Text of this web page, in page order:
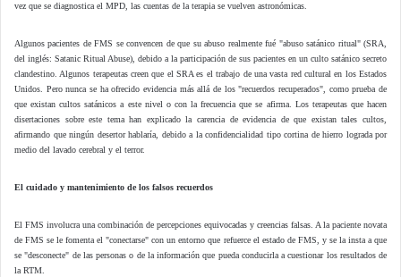
vez que se diagnostica el MPD, las cuentas de la terapia se vuelven astronómicas.
Algunos pacientes de FMS se convencen de que su abuso realmente fué "abuso satánico ritual" (SRA,
del inglés: Satanic Ritual Abuse), debido a la participación de sus pacientes en un culto satánico secreto
clandestino. Algunos terapeutas creen que el SRA es el trabajo de una vasta red cultural en los Estados
Unidos. Pero nunca se ha ofrecido evidencia más allá de los "recuerdos recuperados", como prueba de
que existan cultos satánicos a este nivel o con la frecuencia que se afirma. Los terapeutas que hacen
disertaciones sobre este tema han explicado la carencia de evidencia de que existan tales cultos,
afirmando que ningún desertor hablaría, debido a la confidencialidad tipo cortina de hierro lograda por
medio del lavado cerebral y el terror.
El cuidado y mantenimiento de los falsos recuerdos
El FMS involucra una combinación de percepciones equivocadas y creencias falsas. A la paciente novata
de FMS se le fomenta el "conectarse" con un entorno que refuerce el estado de FMS, y se la insta a que
se "desconecte" de las personas o de la información que pueda conducirla a cuestionar los resultados de
la RTM.